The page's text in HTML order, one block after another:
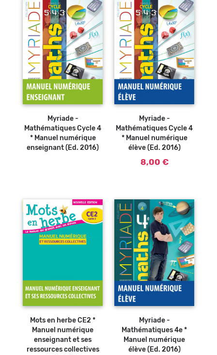
Myriade -
Mathématiques Cycle 4
* Manuel numérique
enseignant (Ed. 2016)
Ajouter au
Myriade -
Mathématiques Cycle 4
* Manuel numérique
élève (Ed. 2016)
8,00 €
Mots en herbe CE2 *
Manuel numérique
enseignant et ses
ressources collectives
Ajouter au
Myriade -
Mathématiques 4e *
Manuel numérique
élève (Ed. 2016)